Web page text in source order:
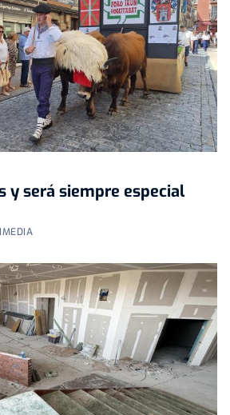
y será siempre especial